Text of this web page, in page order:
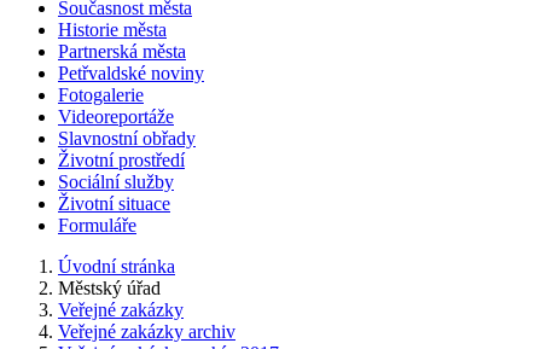
Současnost města
Historie města
Partnerská města
Petřvaldské noviny
Fotogalerie
Videoreportáže
Slavnostní obřady
Životní prostředí
Sociální služby
Životní situace
Formuláře
Úvodní stránka
Městský úřad
Veřejné zakázky
Veřejné zakázky archiv